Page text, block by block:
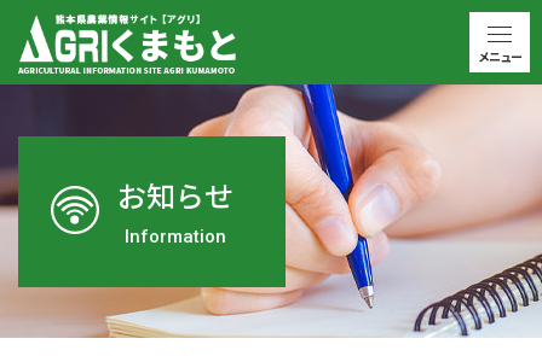
お知らせ
Information
メニュー